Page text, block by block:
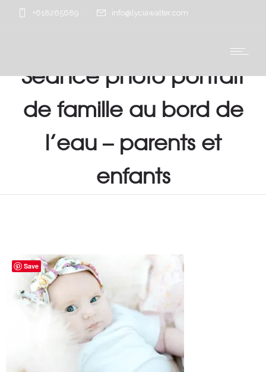
+618265689 info@lyciawalter.com
Séance photo portrait
de famille au bord de
l’eau – parents et
enfants
Save